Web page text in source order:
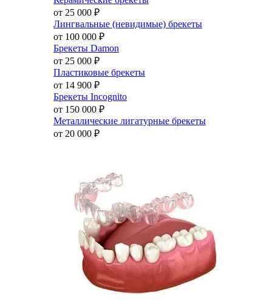
от 25 000 ₽
Лингвальные (невидимые) брекеты
от 100 000 ₽
Брекеты Damon
от 25 000 ₽
Пластиковые брекеты
от 14 900 ₽
Брекеты Incognito
от 150 000 ₽
Металлические лигатурные брекеты
от 20 000 ₽